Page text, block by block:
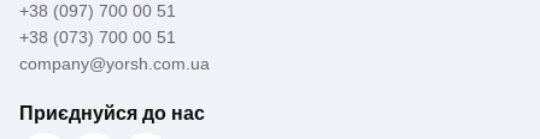
+38 (097) 700 00 51
+38 (073) 700 00 51
company@yorsh.com.ua
Приєднуйся до нас